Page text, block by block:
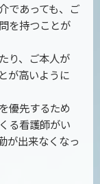
であっても、ご
を持つことが
り、ご本人が
が高いように
優先するため
る看護師がい
が出来なくなっ